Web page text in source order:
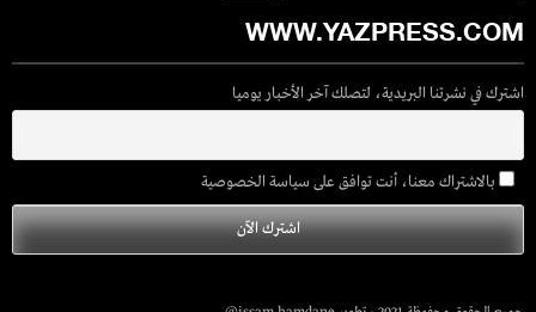
WWW.YAZPRESS.COM
اشترك في نشرتنا البريدية، لتصلك آخر الأخبار يوميا
بالاشتراك معنا، أنت توافق على سياسة الخصوصية